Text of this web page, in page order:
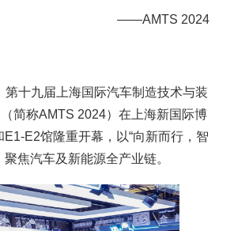
——AMTS 2024
第十九届上海国际汽车制造技术与装
简称AMTS 2024）在上海新国际博
E1-E2馆隆重开幕，以“向新而行，智
聚焦汽车及新能源全产业链。